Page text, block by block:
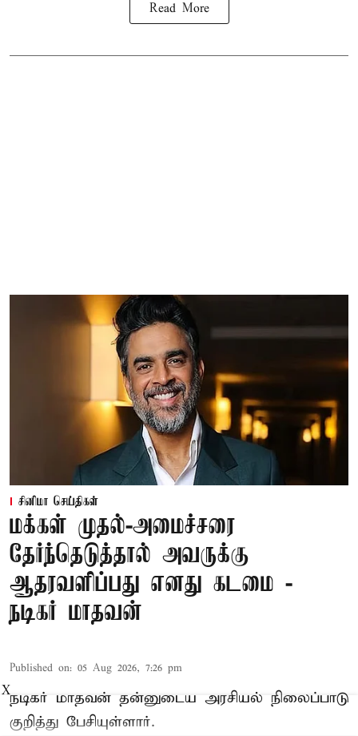
Read More
சினிமா செய்திகள்
மக்கள் முதல்-அமைச்சரை
தேர்ந்தெடுத்தால் அவருக்கு
ஆதரவளிப்பது எனது கடமை -
நடிகர் மாதவன்
Published on: 05 Aug 2026, 7:26 pm
நடிகர் மாதவன் தன்னுடைய அரசியல் நிலைப்பாடு
குறித்து பேசியுள்ளார்.
X